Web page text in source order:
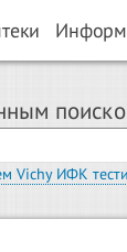
Vichy ИФК